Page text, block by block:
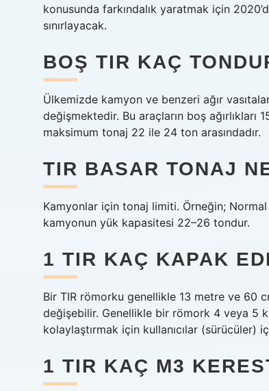
konusunda farkındalık yaratmak için
sınırlayacak.
BOŞ TIR KAÇ
Ülkemizde kamyon ve benzeri ağır
değişmektedir. Bu araçların boş
maksimum tonaj 22 ile 24 ton arasındadır.
TIR BASAR TONAJ
Kamyonlar için tonaj limiti. Örneğin;
kamyonun yük kapasitesi 22–26 tondur.
1 TIR KAÇ KAPAK
Bir TIR römorku genellikle 13 metre ve 60
değişebilir. Genellikle bir römork 4 veya 5
kolaylaştırmak için kullanıcılar (sürücüler)
1 TIR KAÇ M3